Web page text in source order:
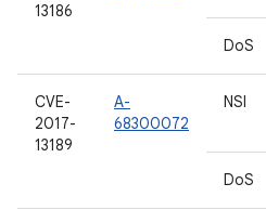
13186
DoS
CVE-
2017-
13189
A-
68300072
NSI
DoS